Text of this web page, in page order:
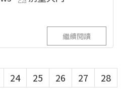
繼續閱讀
24 25 26 27
28